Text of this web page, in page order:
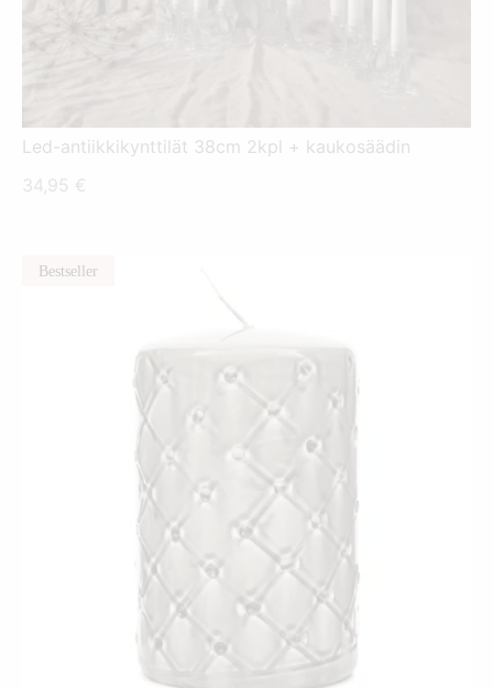
Led-antiikkikynttilät 38cm 2kpl + kaukosäädin
34,95 €
Bestseller